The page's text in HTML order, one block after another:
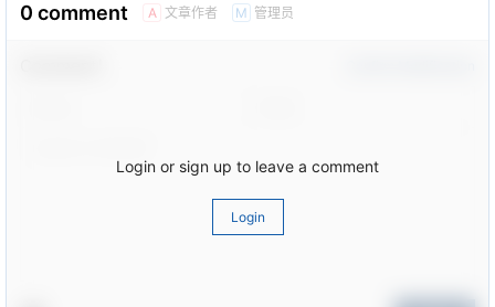
0 comment A 文章作者 M 管理员
Login or sign up to leave a comment
Login